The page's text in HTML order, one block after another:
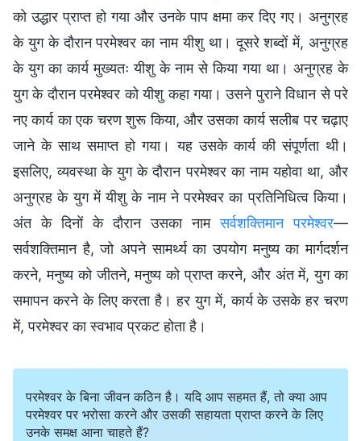
को उद्धार प्राप्त हो गया और उनके पाप क्षमा कर दिए गए। अनुग्रह
के युग के दौरान परमेश्वर का नाम यीशु था। दूसरे शब्दों में, अनुग्रह
के युग का कार्य मुख्यतः यीशु के नाम से किया गया था। अनुग्रह के
युग के दौरान परमेश्वर को यीशु कहा गया। उसने पुराने विधान से परे
नए कार्य का एक चरण शुरू किया, और उसका कार्य सलीब पर चढ़ाए
जाने के साथ समाप्त हो गया। यह उसके कार्य की संपूर्णता थी।
इसलिए, व्यवस्था के युग के दौरान परमेश्वर का नाम यहोवा था, और
अनुग्रह के युग में यीशु के नाम ने परमेश्वर का प्रतिनिधित्व किया।
अंत के दिनों के दौरान उसका नामसर्वशक्तिमान परमेश्वर—
सर्वशक्तिमान है, जो अपने सामर्थ्य का उपयोग मनुष्य का मार्गदर्शन
करने, मनुष्य को जीतने, मनुष्य को प्राप्त करने, और अंत में, युग का
समापन करने के लिए करता है। हर युग में, कार्य के उसके हर चरण
में, परमेश्वर का स्वभाव प्रकट होता है।
परमेश्वर के बिना जीवन कठिन है। यदि आप सहमत हैं, तो क्या आप
परमेश्वर पर भरोसा करने और उसकी सहायता प्राप्त करने के लिए
उनके समक्ष आना चाहते हैं?